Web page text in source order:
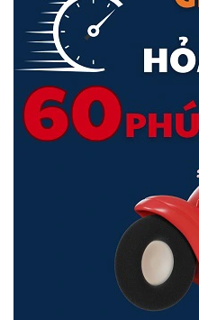
Phạm vi đầu vào AC
Số khe cắm PSU
Tiêu thụ điện năng tối đa
Tiêu thụ điện năng tối đa